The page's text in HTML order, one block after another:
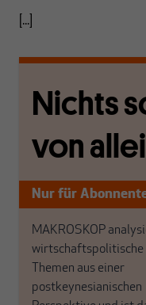
[...]
Nichts
von
Nur für
MAKROSKOP
wirtschaftspolitische
Themen aus einer
postkeynesianischen